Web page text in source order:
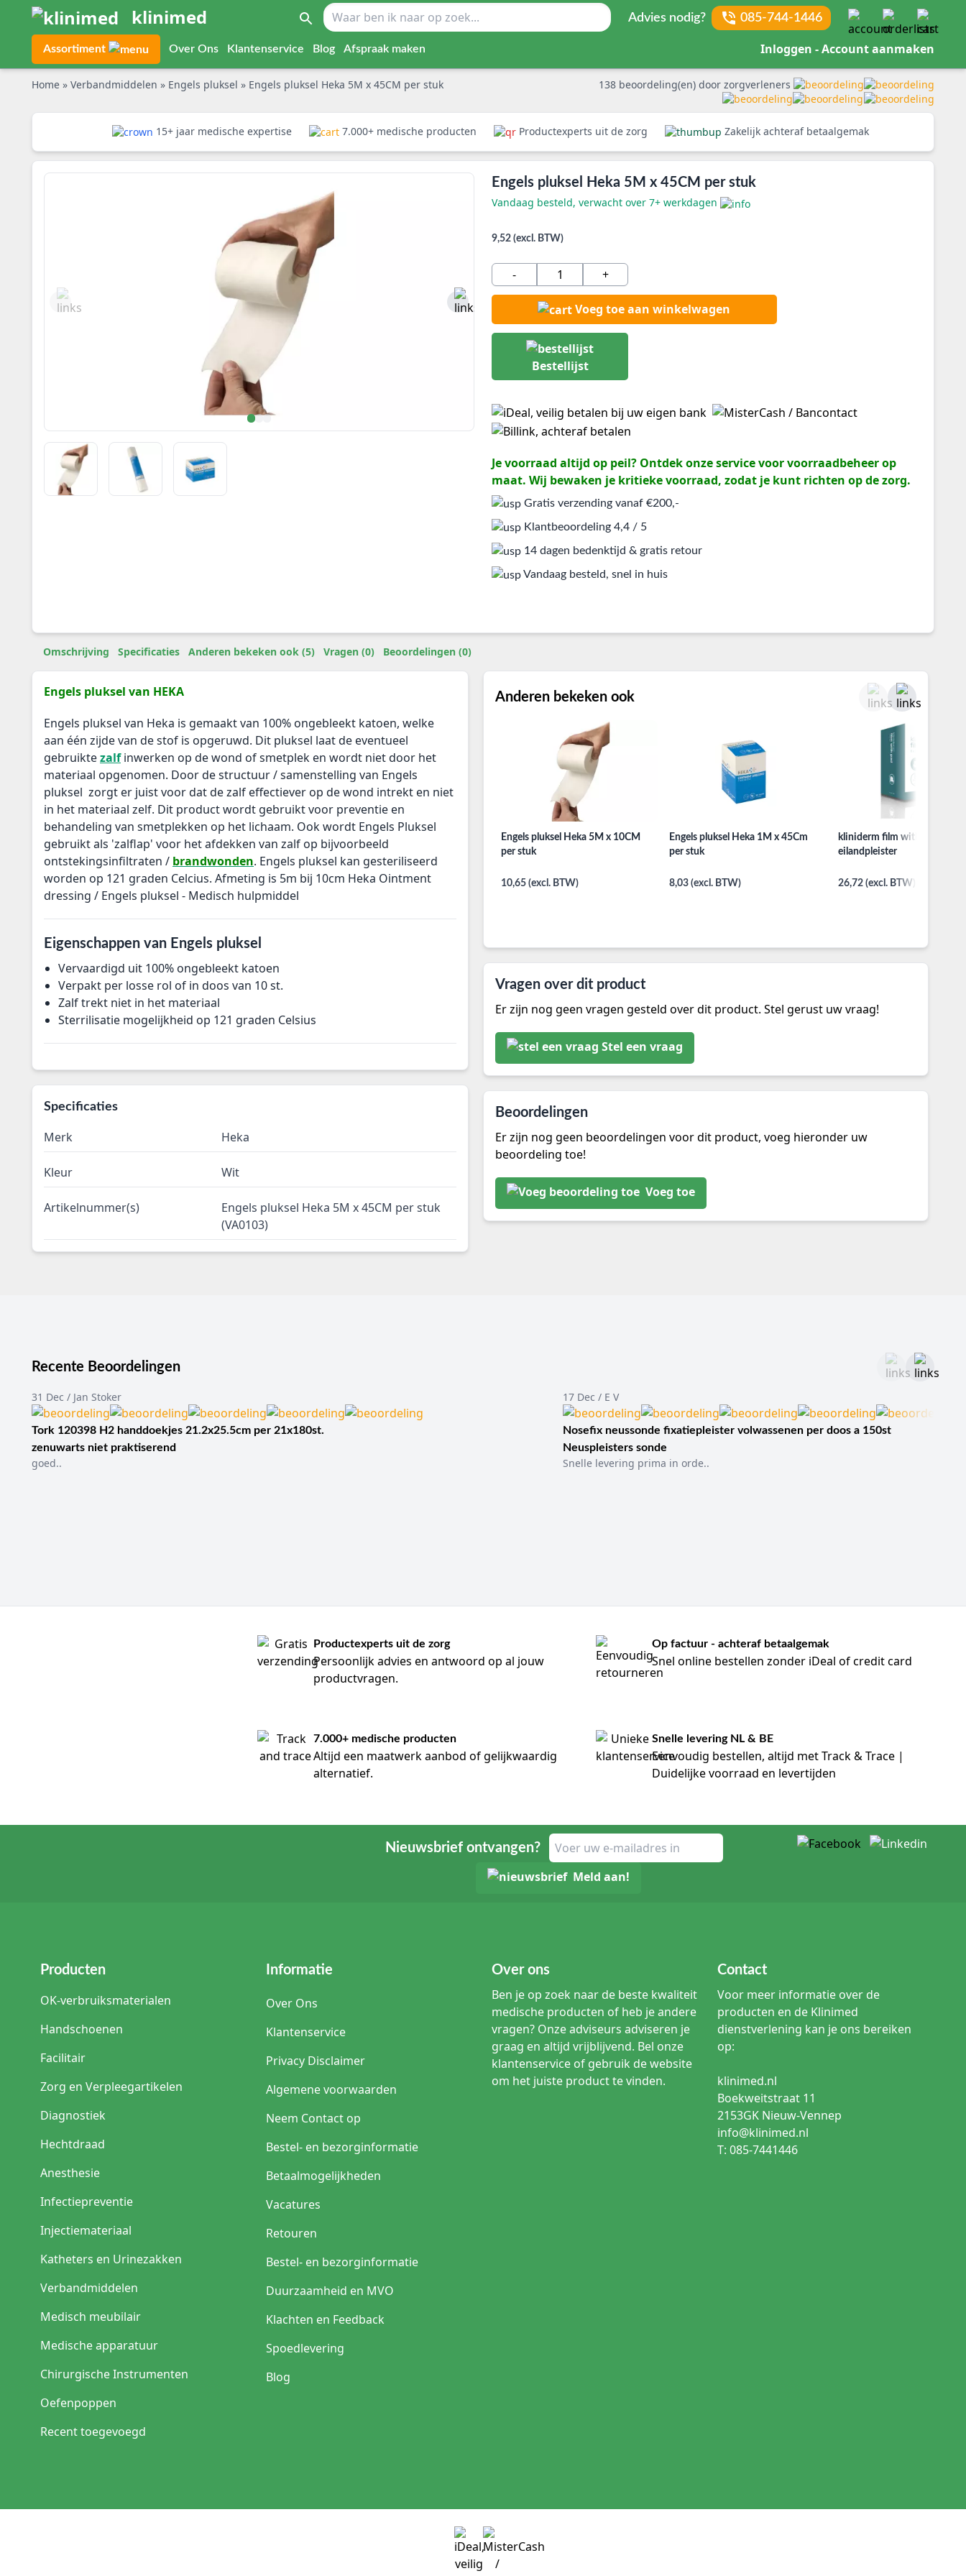
klinimed Advies nodig? 085-744-1446
Assortiment Over Ons Klantenservice Blog Afspraak maken Inloggen - Account aanmaken
Home » Verbandmiddelen » Engels pluksel » Engels pluksel Heka 5M x 45CM per stuk 138 beoordeling(en) door zorgverleners
15+ jaar medische expertise 7.000+ medische producten Productexperts uit de zorg Zakelijk achteraf betaalgemak
Engels pluksel Heka 5M x 45CM per stuk
Vandaag besteld, verwacht over 7+ werkdagen
9,52 (excl. BTW)
- +
Voeg toe aan winkelwagen
Bestellijst
Je voorraad altijd op peil? Ontdek onze service voor voorraadbeheer op
maat. Wij bewaken je kritieke voorraad, zodat je kunt richten op de zorg.
Gratis verzending vanaf €200,-
Klantbeoordeling 4,4 / 5
14 dagen bedenktijd & gratis retour
Vandaag besteld, snel in huis
Omschrijving Specificaties Anderen bekeken ook (5) Vragen (0) Beoordelingen (0)
Engels pluksel van HEKA
Engels pluksel van Heka is gemaakt van 100% ongebleekt katoen, welke
aan één zijde van de stof is opgeruwd. Dit pluksel laat de eventueel
gebruiktezalfinwerken op de wond of smetplek en wordt niet door het
materiaal opgenomen. Door de structuur / samenstelling van Engels
pluksel zorgt er juist voor dat de zalf effectiever op de wond intrekt en niet
in het materiaal zelf. Dit product wordt gebruikt voor preventie en
behandeling van smetplekken op het lichaam. Ook wordt Engels Pluksel
gebruikt als 'zalflap' voor het afdekken van zalf op bijvoorbeeld
ontstekingsinfiltraten / brandwonden. Engels pluksel kan gesteriliseerd
worden op 121 graden Celcius. Afmeting is 5m bij 10cm Heka Ointment
dressing / Engels pluksel - Medisch hulpmiddel
Eigenschappen van Engels pluksel
Vervaardigd uit 100% ongebleekt katoen
Verpakt per losse rol of in doos van 10 st.
Zalf trekt niet in het materiaal
Sterrilisatie mogelijkheid op 121 graden Celsius
Specificaties
Merk Heka
Kleur Wit
Artikelnummer(s)
Engels pluksel Heka 5M x 45CM per stuk
(VA0103)
Anderen bekeken ook
Engels pluksel Heka 5M x 10CM
per stuk
10,65 (excl. BTW)
Engels pluksel Heka 1M x 45Cm
per stuk
8,03 (excl. BTW)
kliniderm film with pad
eilandpleister
26,72 (excl. BTW)
Vragen over dit product
Er zijn nog geen vragen gesteld over dit product. Stel gerust uw vraag!
Stel een vraag
Beoordelingen
Er zijn nog geen beoordelingen voor dit product, voeg hieronder uw
beoordeling toe!
Voeg toe
Recente Beoordelingen
31 Dec / Jan Stoker
Tork 120398 H2 handdoekjes 21.2x25.5cm per 21x180st.
zenuwarts niet praktiserend
goed..
17 Dec / E V
Nosefix neussonde fixatiepleister volwassenen per doos a 150st
Neuspleisters sonde
Snelle levering prima in orde..
Productexperts uit de zorg
Persoonlijk advies en antwoord op al jouw
productvragen.
Op factuur - achteraf betaalgemak
Snel online bestellen zonder iDeal of credit card
7.000+ medische producten
Altijd een maatwerk aanbod of gelijkwaardig
alternatief.
Snelle levering NL & BE
Eenvoudig bestellen, altijd met Track & Trace |
Duidelijke voorraad en levertijden
Nieuwsbrief ontvangen?
Meld aan!
Producten
OK-verbruiksmaterialen
Handschoenen
Facilitair
Zorg en Verpleegartikelen
Diagnostiek
Hechtdraad
Anesthesie
Infectiepreventie
Injectiemateriaal
Katheters en Urinezakken
Verbandmiddelen
Medisch meubilair
Medische apparatuur
Chirurgische Instrumenten
Oefenpoppen
Recent toegevoegd
Informatie
Over Ons
Klantenservice
Privacy Disclaimer
Algemene voorwaarden
Neem Contact op
Bestel- en bezorginformatie
Betaalmogelijkheden
Vacatures
Retouren
Bestel- en bezorginformatie
Duurzaamheid en MVO
Klachten en Feedback
Spoedlevering
Blog
Over ons
Ben je op zoek naar de beste kwaliteit
medische producten of heb je andere
vragen? Onze adviseurs adviseren je
graag en altijd vrijblijvend. Bel onze
klantenservice of gebruik de website
om het juiste product te vinden.
Contact
Voor meer informatie over de
producten en de Klinimed
dienstverlening kan je ons bereiken
op:
klinimed.nl
Boekweitstraat 11
2153GK Nieuw-Vennep
info@klinimed.nl
T: 085-7441446